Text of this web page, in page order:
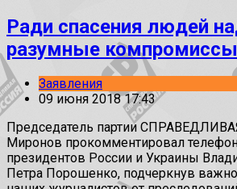
Ради спасения людей
разумные компромиссы
Заявления
09 июня 2018 17:43
Председатель партии
Миронов прокомментировал
президентов России и Украины
Петра Порошенко, подчеркнув